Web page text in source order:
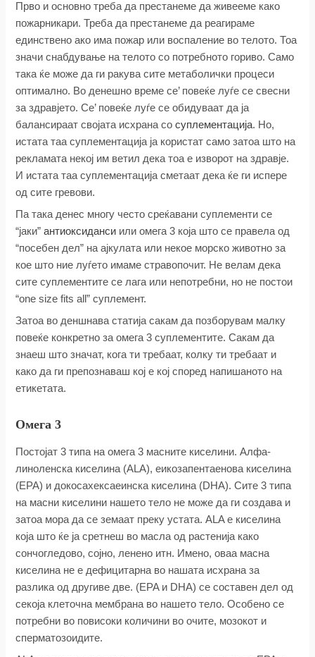
Прво и основно треба да престанеме да живееме како
пожарникари. Треба да престанеме да реагираме
единствено ако има пожар или воспаление во телото. Тоа
значи снабдување на телото со потребното гориво. Само
така ќе може да ги ракува сите метаболички процеси
оптимално. Во денешно време се’ повеќе луѓе се свесни
за здравјето. Се’ повеќе луѓе се обидуваат да ја
балансираат својата исхрана сосуплементација. Но,
истата таа суплементација ја користат само затоа што на
рекламата некој им ветил дека тоа е изворот на здравје.
И истата таа суплементација сметаат дека ќе ги испере
од сите гревови.
Па така денес многу често среќавани суплементи се
“јаки”антиоксиданси или омега 3 која што се правела од
“посебен дел” на ајкулата или некое морско животно за
кое што ние луѓето имаме стравопочит. Не велам дека
сите суплементите се лага или непотребни, но не постои
“one size fits all” суплемент.
Затоа во деншнава статија сакам да позборувам малку
повеќе конкретно за омега 3 суплементите. Сакам да
знаеш што значат, кога ти требаат, колку ти требаат и
како да ги препознаваш кој е кој според напишаното на
етикетата.
Омега 3
Постојат 3 типа на омега 3 масните киселини. Aлфа-
линоленска киселина (ALA), еикозапентаенова киселина
(EPA) и докосахексаеинска киселина (DHA). Сите 3 типа
на масни киселини нашето тело не може да ги создава и
затоа мора да се земаат преку устата. ALA е киселина
која што ќе ја сретнеш во масла од растенија како
сончогледово, сојно, ленено итн. Имено, оваа масна
киселина не е дефицитарна во нашата исхрана за
разлика од другиве две. (EPA и DHA) се составен дел од
секоја клеточна мембрана во нашето тело. Особено се
потребни во повисоки количини во очите, мозокот и
сперматозоидите.